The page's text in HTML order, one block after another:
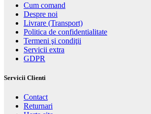
Cum comand
Despre noi
Livrare (Transport)
Politica de confidentialitate
Termeni şi condiţii
Servicii extra
GDPR
Servicii Clienti
Contact
Returnari